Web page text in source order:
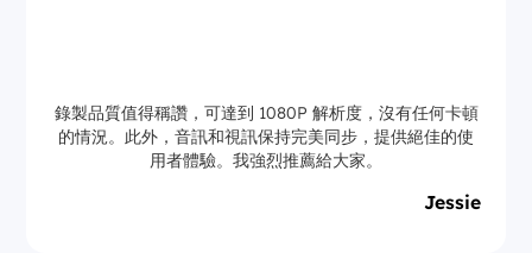
錄製品質值得稱讚，可達到 1080P 解析度，沒有任何卡頓
的情況。此外，音訊和視訊保持完美同步，提供絕佳的使
用者體驗。我強烈推薦給大家。
Jessie